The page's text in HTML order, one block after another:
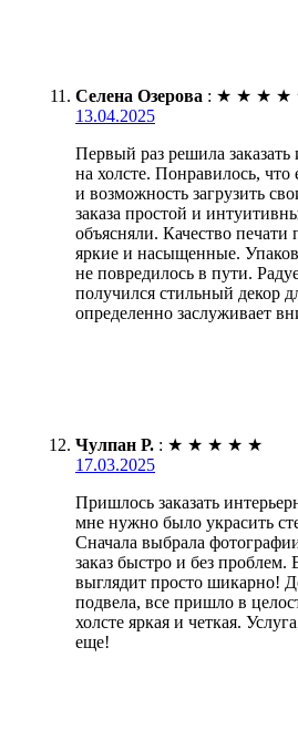
Селена Озерова : ★ ★ ★ ★
13.04.2025
Первый раз решила
на холсте. Понравилось, что
и возможность загрузить
заказа простой и
объясняли. Качество печати
яркие и насыщенные.
не повредилось в пути.
получился стильный декор
определенно заслуживает
Чулпан Р. : ★ ★ ★ ★ ★
17.03.2025
Пришлось заказать
мне нужно было украсить
Сначала выбрала
заказ быстро и без проблем.
выглядит просто шикарно!
подвела, все пришло в
холсте яркая и четкая.
еще!